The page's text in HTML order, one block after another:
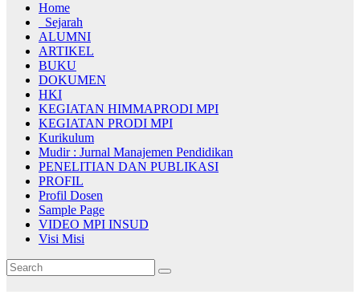
Home
_Sejarah
ALUMNI
ARTIKEL
BUKU
DOKUMEN
HKI
KEGIATAN HIMMAPRODI MPI
KEGIATAN PRODI MPI
Kurikulum
Mudir : Jurnal Manajemen Pendidikan
PENELITIAN DAN PUBLIKASI
PROFIL
Profil Dosen
Sample Page
VIDEO MPI INSUD
Visi Misi